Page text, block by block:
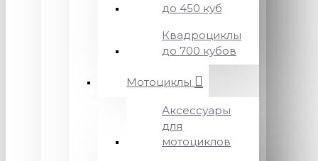
до 450 куб
Квадроциклы
до 700 кубов
Мотоциклы
Аксессуары
для
мотоциклов